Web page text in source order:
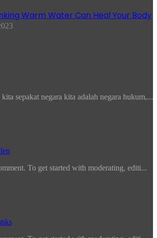
Warm Water Can Heal Your Body
kita sepakat negara kita adalah negara hukum,...
To get started with moderating, editi...